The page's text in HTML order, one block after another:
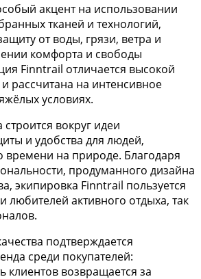
акцент на использовании
тканей и технологий,
от воды, грязи, ветра и
комфорта и свободы
Finntrail отличается высокой
рассчитана на интенсивное
условиях.
вокруг идеи
и удобства для людей,
на природе. Благодаря
продуманного дизайна
экипировка Finntrail пользуется
любителей активного отдыха, так
подтверждается
среди покупателей:
клиентов возвращается за